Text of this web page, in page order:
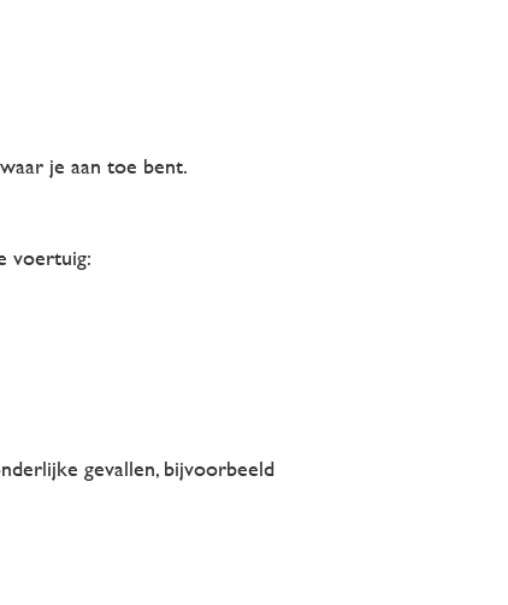
je aan toe bent.
voertuig:
gevallen, bijvoorbeeld